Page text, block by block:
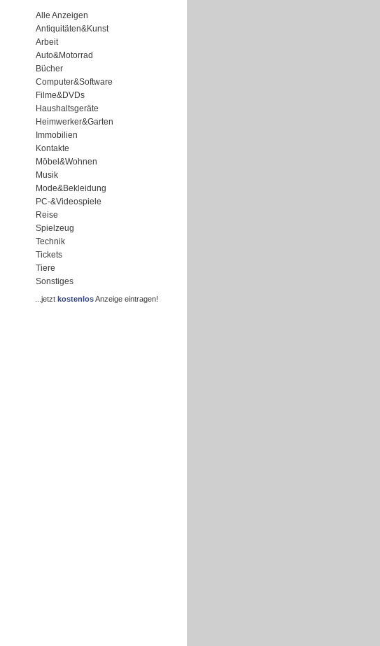
Alle Anzeigen
Antiquitäten&Kunst
Arbeit
Auto&Motorrad
Bücher
Computer&Software
Filme&DVDs
Haushaltsgeräte
Heimwerker&Garten
Immobilien
Kontakte
Möbel&Wohnen
Musik
Mode&Bekleidung
PC-&Videospiele
Reise
Spielzeug
Technik
Tickets
Tiere
Sonstiges
...jetzt kostenlosAnzeige eintragen!